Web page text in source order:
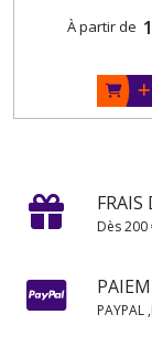
À partir de
FRAIS
Dès
PAYPAL